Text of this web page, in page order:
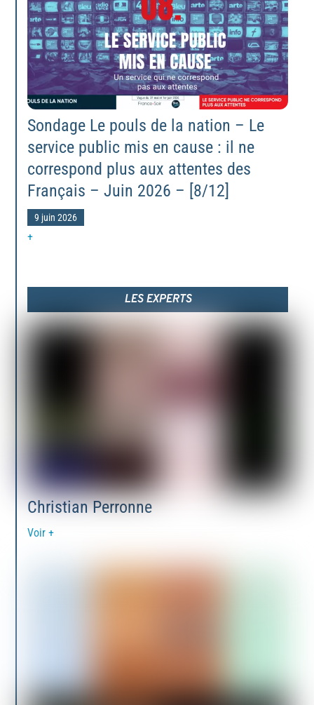
Sondage Le pouls de la nation – Le
service public mis en cause : il ne
correspond plus aux attentes des
Français – Juin 2026 – [8/12]
9 juin 2026
+
LES EXPERTS
Christian Perronne
Voir +